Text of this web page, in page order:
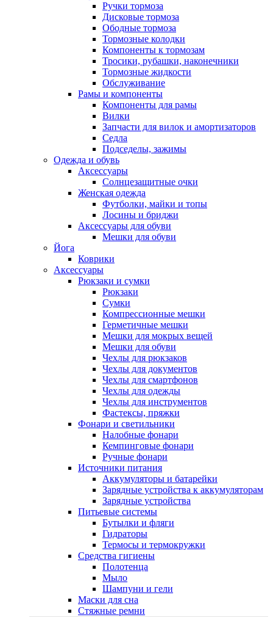
Ручки тормоза
Дисковые тормоза
Ободные тормоза
Тормозные колодки
Компоненты к тормозам
Тросики, рубашки, наконечники
Тормозные жидкости
Обслуживание
Рамы и компоненты
Компоненты для рамы
Вилки
Запчасти для вилок и амортизаторов
Седла
Подседелы, зажимы
Одежда и обувь
Аксессуары
Солнцезащитные очки
Женская одежда
Футболки, майки и топы
Лосины и бриджи
Аксессуары для обуви
Мешки для обуви
Йога
Коврики
Аксессуары
Рюкзаки и сумки
Рюкзаки
Сумки
Компрессионные мешки
Герметичные мешки
Мешки для мокрых вещей
Мешки для обуви
Чехлы для рюкзаков
Чехлы для документов
Чехлы для смартфонов
Чехлы для одежды
Чехлы для инструментов
Фастексы, пряжки
Фонари и светильники
Налобные фонари
Кемпинговые фонари
Ручные фонари
Источники питания
Аккумуляторы и батарейки
Зарядные устройства к аккумуляторам
Зарядные устройства
Питьевые системы
Бутылки и фляги
Гидраторы
Термосы и термокружки
Средства гигиены
Полотенца
Мыло
Шампуни и гели
Маски для сна
Стяжные ремни